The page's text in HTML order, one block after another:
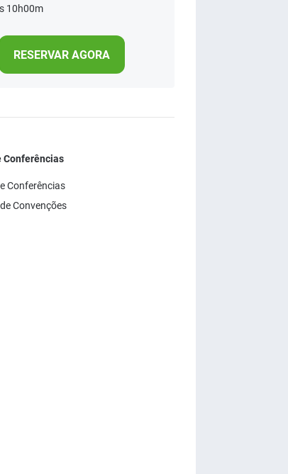
10h00m
RESERVAR AGORA
Conferências
Conferências
Convenções